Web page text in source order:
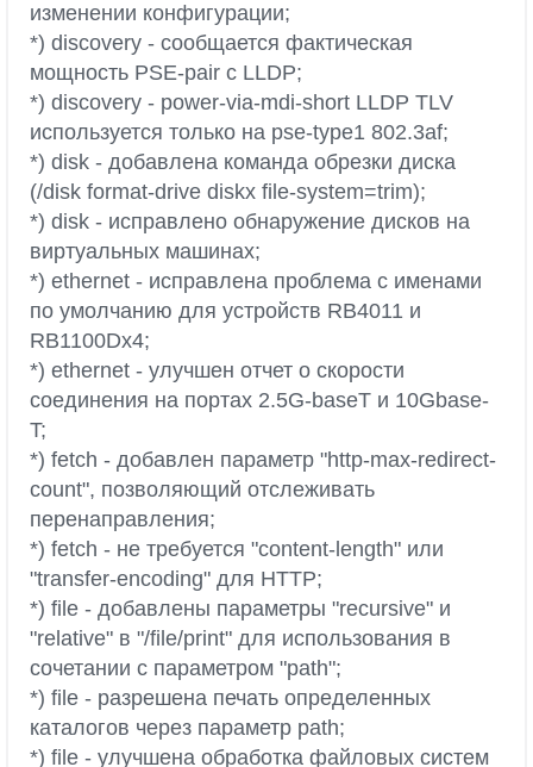
изменении конфигурации;
*) discovery - сообщается фактическая
мощность PSE-pair с LLDP;
*) discovery - power-via-mdi-short LLDP TLV
используется только на pse-type1 802.3af;
*) disk - добавлена команда обрезки диска
(/disk format-drive diskx file-system=trim);
*) disk - исправлено обнаружение дисков на
виртуальных машинах;
*) ethernet - исправлена проблема с именами
по умолчанию для устройств RB4011 и
RB1100Dx4;
*) ethernet - улучшен отчет о скорости
соединения на портах 2.5G-baseT и 10Gbase-
T;
*) fetch - добавлен параметр "http-max-redirect-
count", позволяющий отслеживать
перенаправления;
*) fetch - не требуется "content-length" или
"transfer-encoding" для HTTP;
*) file - добавлены параметры "recursive" и
"relative" в "/file/print" для использования в
сочетании с параметром "path";
*) file - разрешена печать определенных
каталогов через параметр path;
*) file - улучшена обработка файловых систем